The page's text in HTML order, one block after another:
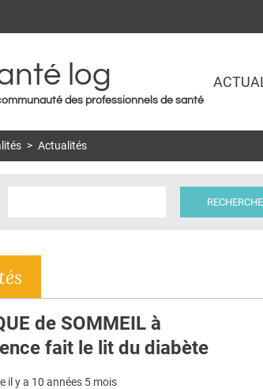
log
des professionnels de santé
> Actualités
de SOMMEIL à
fait le lit du diabète
il y a 10 années 5 mois